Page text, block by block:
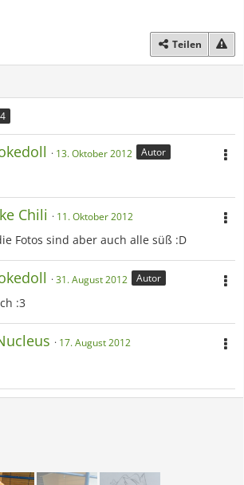
Teilen
4
13. Oktober 2012 Autor
Chili 11. Oktober 2012
Fotos sind aber auch alle süß :D
31. August 2012 Autor
:3
17. August 2012